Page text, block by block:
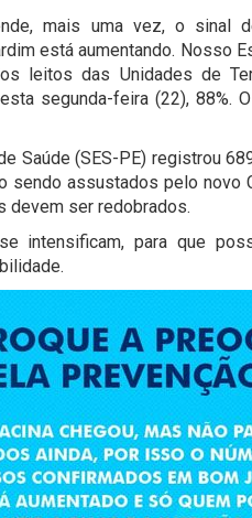
mais uma vez, o sinal
está aumentando. Nosso
leitos das Unidades de
segunda-feira (22), 88%.
Saúde (SES-PE) registrou
sendo assustados pelo novo
devem ser redobrados.
intensificam, para que